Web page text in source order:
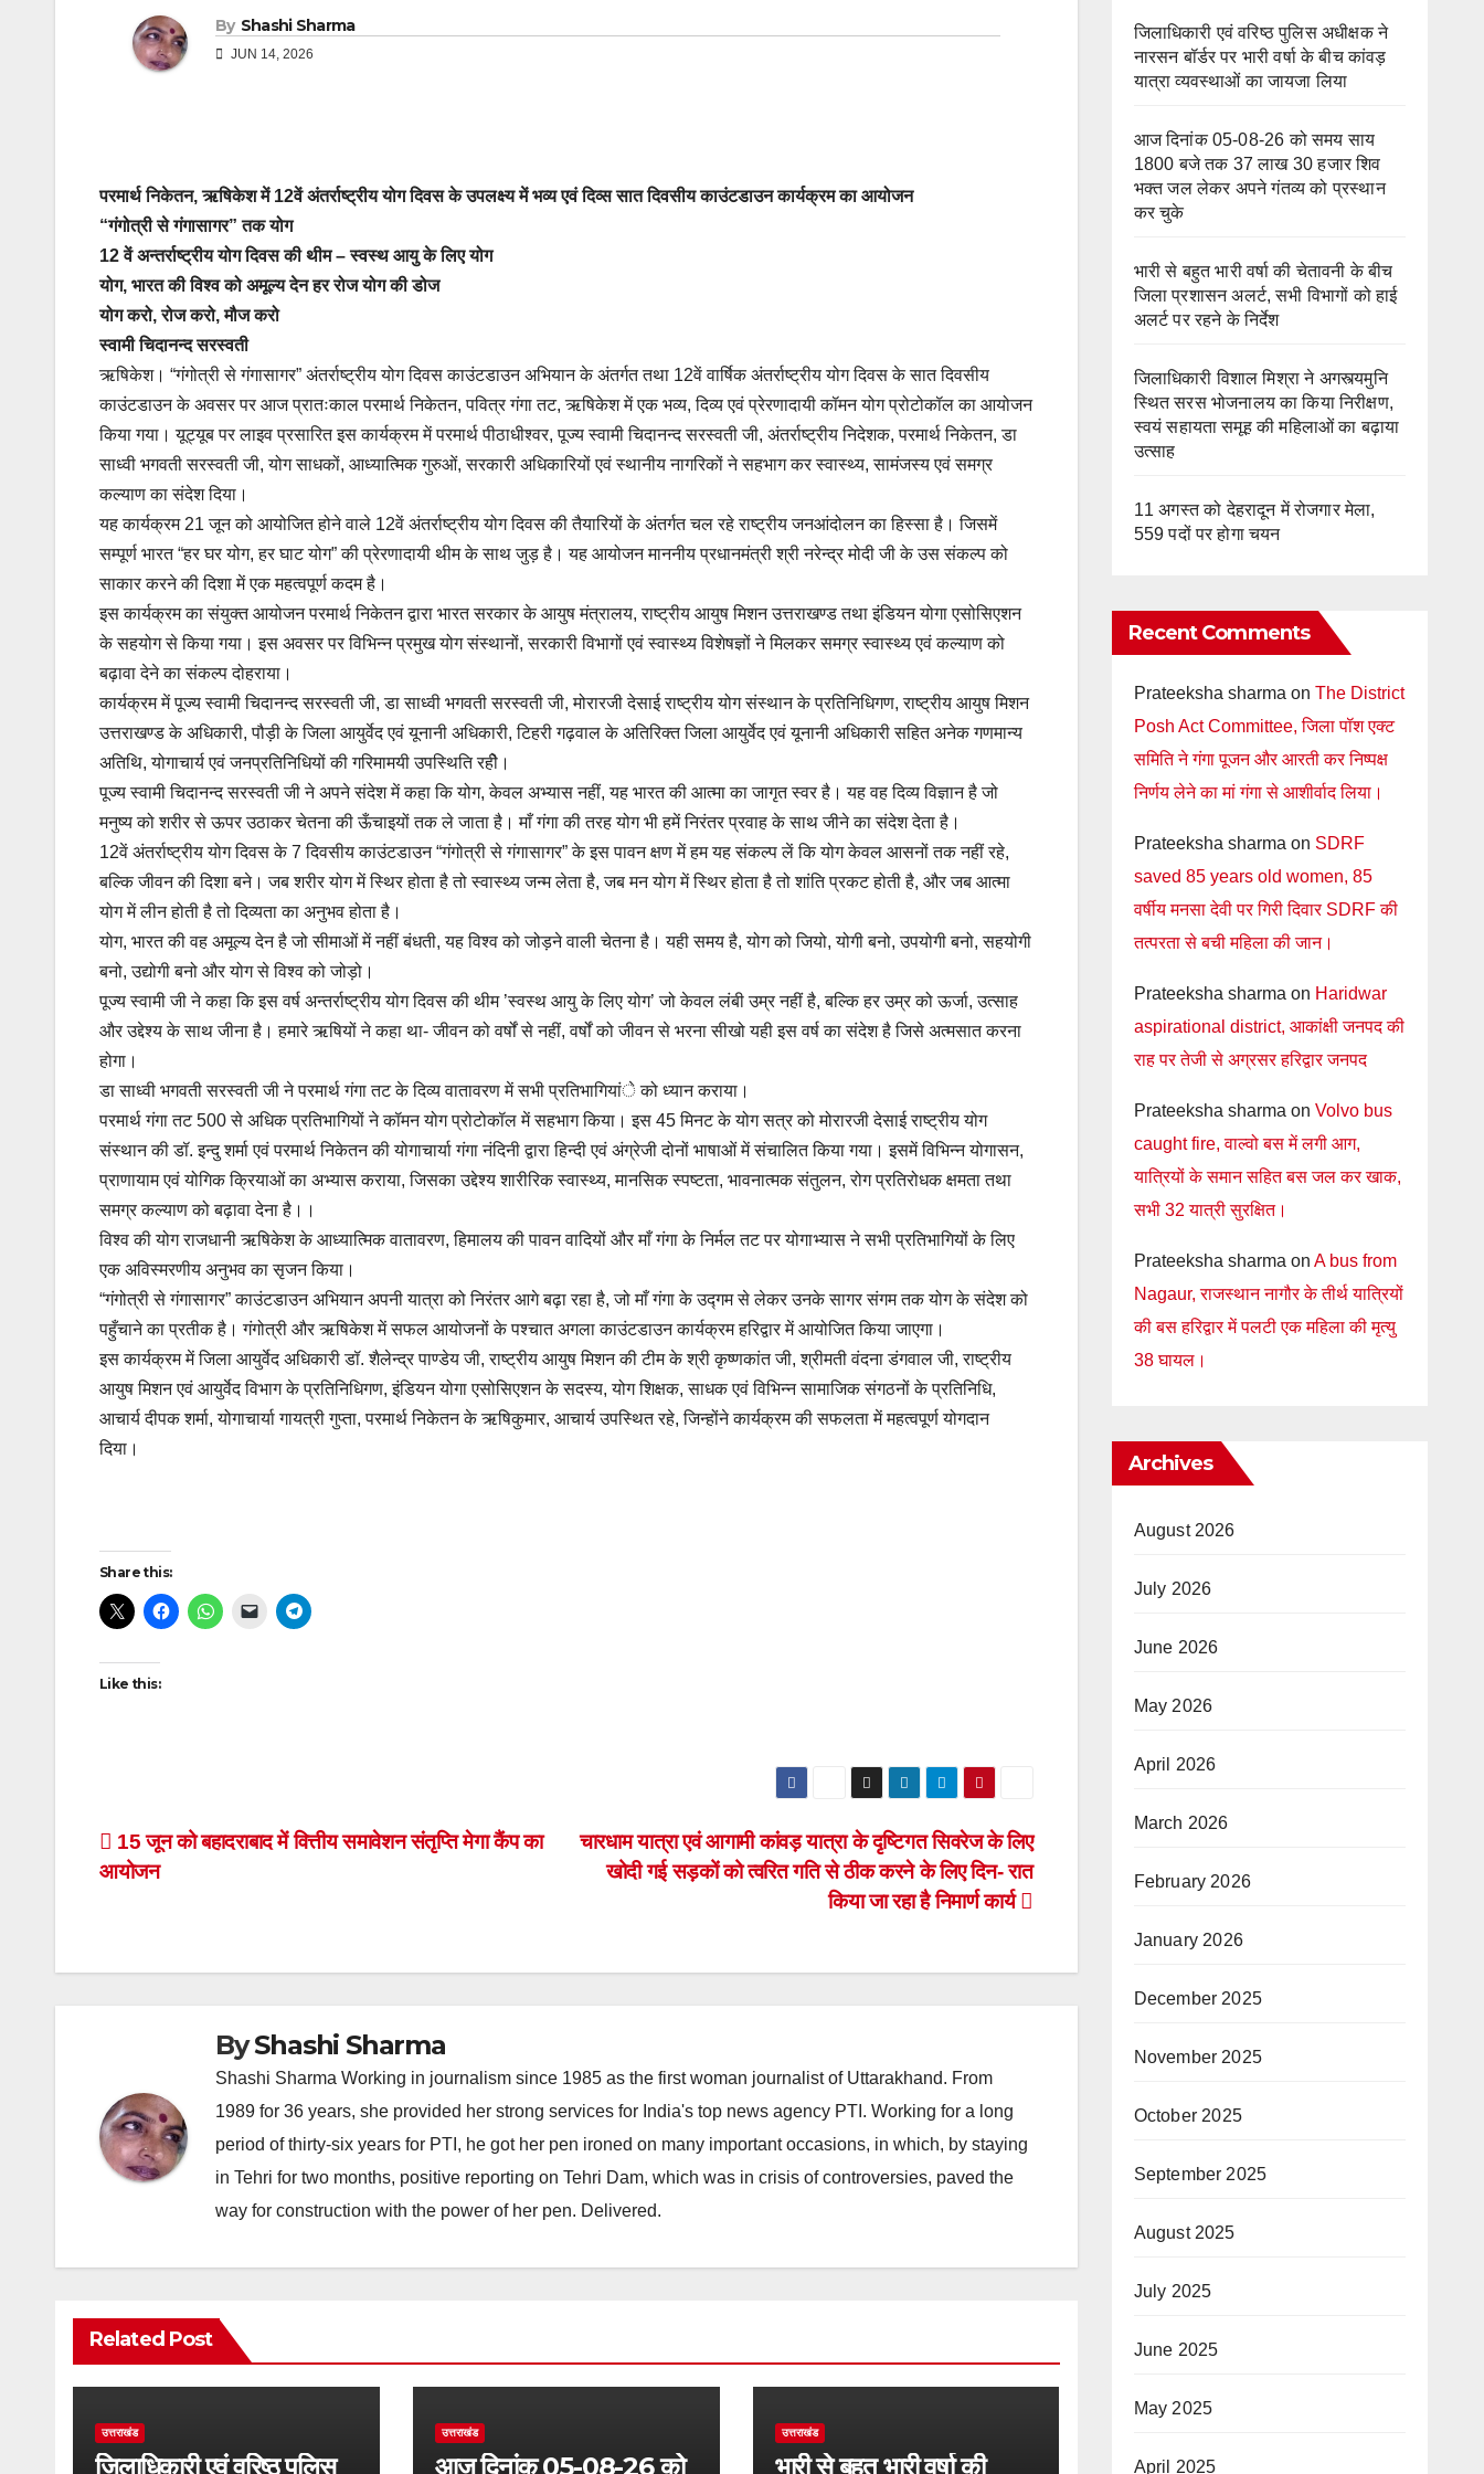
By Shashi Sharma
JUN 14, 2026
परमार्थ निकेतन, ऋषिकेश में 12वें अंतर्राष्ट्रीय योग दिवस के उपलक्ष्य में भव्य एवं दिव्स सात दिवसीय काउंटडाउन कार्यक्रम का आयोजन
“गंगोत्री से गंगासागर” तक योग
12 वें अन्तर्राष्ट्रीय योग दिवस की थीम – स्वस्थ आयु के लिए योग
योग, भारत की विश्व को अमूल्य देन हर रोज योग की डोज
योग करो, रोज करो, मौज करो
स्वामी चिदानन्द सरस्वती
ऋषिकेश। “गंगोत्री से गंगासागर” अंतर्राष्ट्रीय योग दिवस काउंटडाउन अभियान के अंतर्गत तथा 12वें वार्षिक अंतर्राष्ट्रीय योग दिवस के सात दिवसीय
काउंटडाउन के अवसर पर आज प्रातःकाल परमार्थ निकेतन, पवित्र गंगा तट, ऋषिकेश में एक भव्य, दिव्य एवं प्रेरणादायी कॉमन योग प्रोटोकॉल का आयोजन
किया गया। यूट्यूब पर लाइव प्रसारित इस कार्यक्रम में परमार्थ पीठाधीश्वर, पूज्य स्वामी चिदानन्द सरस्वती जी, अंतर्राष्ट्रीय निदेशक, परमार्थ निकेतन, डा
साध्वी भगवती सरस्वती जी, योग साधकों, आध्यात्मिक गुरुओं, सरकारी अधिकारियों एवं स्थानीय नागरिकों ने सहभाग कर स्वास्थ्य, सामंजस्य एवं समग्र
कल्याण का संदेश दिया।
यह कार्यक्रम 21 जून को आयोजित होने वाले 12वें अंतर्राष्ट्रीय योग दिवस की तैयारियों के अंतर्गत चल रहे राष्ट्रीय जनआंदोलन का हिस्सा है। जिसमें
सम्पूर्ण भारत “हर घर योग, हर घाट योग” की प्रेरणादायी थीम के साथ जुड़ है। यह आयोजन माननीय प्रधानमंत्री श्री नरेन्द्र मोदी जी के उस संकल्प को
साकार करने की दिशा में एक महत्वपूर्ण कदम है।
इस कार्यक्रम का संयुक्त आयोजन परमार्थ निकेतन द्वारा भारत सरकार के आयुष मंत्रालय, राष्ट्रीय आयुष मिशन उत्तराखण्ड तथा इंडियन योगा एसोसिएशन
के सहयोग से किया गया। इस अवसर पर विभिन्न प्रमुख योग संस्थानों, सरकारी विभागों एवं स्वास्थ्य विशेषज्ञों ने मिलकर समग्र स्वास्थ्य एवं कल्याण को
बढ़ावा देने का संकल्प दोहराया।
कार्यक्रम में पूज्य स्वामी चिदानन्द सरस्वती जी, डा साध्वी भगवती सरस्वती जी, मोरारजी देसाई राष्ट्रीय योग संस्थान के प्रतिनिधिगण, राष्ट्रीय आयुष मिशन
उत्तराखण्ड के अधिकारी, पौड़ी के जिला आयुर्वेद एवं यूनानी अधिकारी, टिहरी गढ़वाल के अतिरिक्त जिला आयुर्वेद एवं यूनानी अधिकारी सहित अनेक गणमान्य
अतिथि, योगाचार्य एवं जनप्रतिनिधियों की गरिमामयी उपस्थिति रहीे।
पूज्य स्वामी चिदानन्द सरस्वती जी ने अपने संदेश में कहा कि योग, केवल अभ्यास नहीं, यह भारत की आत्मा का जागृत स्वर है। यह वह दिव्य विज्ञान है जो
मनुष्य को शरीर से ऊपर उठाकर चेतना की ऊँचाइयों तक ले जाता है। माँ गंगा की तरह योग भी हमें निरंतर प्रवाह के साथ जीने का संदेश देता है।
12वें अंतर्राष्ट्रीय योग दिवस के 7 दिवसीय काउंटडाउन “गंगोत्री से गंगासागर” के इस पावन क्षण में हम यह संकल्प लें कि योग केवल आसनों तक नहीं रहे,
बल्कि जीवन की दिशा बने। जब शरीर योग में स्थिर होता है तो स्वास्थ्य जन्म लेता है, जब मन योग में स्थिर होता है तो शांति प्रकट होती है, और जब आत्मा
योग में लीन होती है तो दिव्यता का अनुभव होता है।
योग, भारत की वह अमूल्य देन है जो सीमाओं में नहीं बंधती, यह विश्व को जोड़ने वाली चेतना है। यही समय है, योग को जियो, योगी बनो, उपयोगी बनो, सहयोगी
बनो, उद्योगी बनो और योग से विश्व को जोड़ो।
पूज्य स्वामी जी ने कहा कि इस वर्ष अन्तर्राष्ट्रीय योग दिवस की थीम ’स्वस्थ आयु के लिए योग’ जो केवल लंबी उम्र नहीं है, बल्कि हर उम्र को ऊर्जा, उत्साह
और उद्देश्य के साथ जीना है। हमारे ऋषियों ने कहा था- जीवन को वर्षों से नहीं, वर्षों को जीवन से भरना सीखो यही इस वर्ष का संदेश है जिसे अत्मसात करना
होगा।
डा साध्वी भगवती सरस्वती जी ने परमार्थ गंगा तट के दिव्य वातावरण में सभी प्रतिभागियांे को ध्यान कराया।
परमार्थ गंगा तट 500 से अधिक प्रतिभागियों ने कॉमन योग प्रोटोकॉल में सहभाग किया। इस 45 मिनट के योग सत्र को मोरारजी देसाई राष्ट्रीय योग
संस्थान की डॉ. इन्दु शर्मा एवं परमार्थ निकेतन की योगाचार्या गंगा नंदिनी द्वारा हिन्दी एवं अंग्रेजी दोनों भाषाओं में संचालित किया गया। इसमें विभिन्न योगासन,
प्राणायाम एवं योगिक क्रियाओं का अभ्यास कराया, जिसका उद्देश्य शारीरिक स्वास्थ्य, मानसिक स्पष्टता, भावनात्मक संतुलन, रोग प्रतिरोधक क्षमता तथा
समग्र कल्याण को बढ़ावा देना है।।
विश्व की योग राजधानी ऋषिकेश के आध्यात्मिक वातावरण, हिमालय की पावन वादियों और माँ गंगा के निर्मल तट पर योगाभ्यास ने सभी प्रतिभागियों के लिए
एक अविस्मरणीय अनुभव का सृजन किया।
“गंगोत्री से गंगासागर” काउंटडाउन अभियान अपनी यात्रा को निरंतर आगे बढ़ा रहा है, जो माँ गंगा के उद्गम से लेकर उनके सागर संगम तक योग के संदेश को
पहुँचाने का प्रतीक है। गंगोत्री और ऋषिकेश में सफल आयोजनों के पश्चात अगला काउंटडाउन कार्यक्रम हरिद्वार में आयोजित किया जाएगा।
इस कार्यक्रम में जिला आयुर्वेद अधिकारी डॉ. शैलेन्द्र पाण्डेय जी, राष्ट्रीय आयुष मिशन की टीम के श्री कृष्णकांत जी, श्रीमती वंदना डंगवाल जी, राष्ट्रीय
आयुष मिशन एवं आयुर्वेद विभाग के प्रतिनिधिगण, इंडियन योगा एसोसिएशन के सदस्य, योग शिक्षक, साधक एवं विभिन्न सामाजिक संगठनों के प्रतिनिधि,
आचार्य दीपक शर्मा, योगाचार्या गायत्री गुप्ता, परमार्थ निकेतन के ऋषिकुमार, आचार्य उपस्थित रहे, जिन्होंने कार्यक्रम की सफलता में महत्वपूर्ण योगदान
दिया।
Post
navigation
Share this:
Like this:
Post
चारधाम यात्रा एवं आगामी कांवड़ यात्रा के दृष्टिगत सिवरेज के लिए
खोदी गई सड़कों को त्वरित गति से ठीक करने के लिए दिन- रात
किया जा रहा है निमार्ण कार्य
15 जून को बहादराबाद में वित्तीय समावेशन संतृप्ति मेगा कैंप का
आयोजन
ByShashi Sharma
Shashi Sharma Working in journalism since 1985 as the first woman journalist of Uttarakhand. From
1989 for 36 years, she provided her strong services for India's top news agency PTI. Working for a long
period of thirty-six years for PTI, he got her pen ironed on many important occasions, in which, by staying
in Tehri for two months, positive reporting on Tehri Dam, which was in crisis of controversies, paved the
way for construction with the power of her pen. Delivered.
Related Post
उत्तराखंड
जिलाधिकारी एवं वरिष्ठ पुलिस
उत्तराखंड
आज दिनांक 05-08-26 को
उत्तराखंड
भारी से बहुत भारी वर्षा की
जिलाधिकारी एवं वरिष्ठ पुलिस अधीक्षक ने
नारसन बॉर्डर पर भारी वर्षा के बीच कांवड़
यात्रा व्यवस्थाओं का जायजा लिया
आज दिनांक 05-08-26 को समय साय
1800 बजे तक 37 लाख 30 हजार शिव
भक्त जल लेकर अपने गंतव्य को प्रस्थान
कर चुके
भारी से बहुत भारी वर्षा की चेतावनी के बीच
जिला प्रशासन अलर्ट, सभी विभागों को हाई
अलर्ट पर रहने के निर्देश
जिलाधिकारी विशाल मिश्रा ने अगस्त्यमुनि
स्थित सरस भोजनालय का किया निरीक्षण,
स्वयं सहायता समूह की महिलाओं का बढ़ाया
उत्साह
11 अगस्त को देहरादून में रोजगार मेला,
559 पदों पर होगा चयन
Recent Comments
Prateeksha sharma on The District
Posh Act Committee, जिला पॉश एक्ट
समिति ने गंगा पूजन और आरती कर निष्पक्ष
निर्णय लेने का मां गंगा से आशीर्वाद लिया।
Prateeksha sharma on SDRF
saved 85 years old women, 85
वर्षीय मनसा देवी पर गिरी दिवार SDRF की
तत्परता से बची महिला की जान।
Prateeksha sharma on Haridwar
aspirational district, आकांक्षी जनपद की
राह पर तेजी से अग्रसर हरिद्वार जनपद
Prateeksha sharma on Volvo bus
caught fire, वाल्वो बस में लगी आग,
यात्रियों के समान सहित बस जल कर खाक,
सभी 32 यात्री सुरक्षित।
Prateeksha sharma on A bus from
Nagaur, राजस्थान नागौर के तीर्थ यात्रियों
की बस हरिद्वार में पलटी एक महिला की मृत्यु
38 घायल।
Archives
August 2026
July 2026
June 2026
May 2026
April 2026
March 2026
February 2026
January 2026
December 2025
November 2025
October 2025
September 2025
August 2025
July 2025
June 2025
May 2025
April 2025